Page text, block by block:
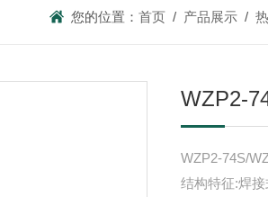
您的位置：首页 / 产品展示 /
WZP2-
WZP2-74S/
结构特征:焊